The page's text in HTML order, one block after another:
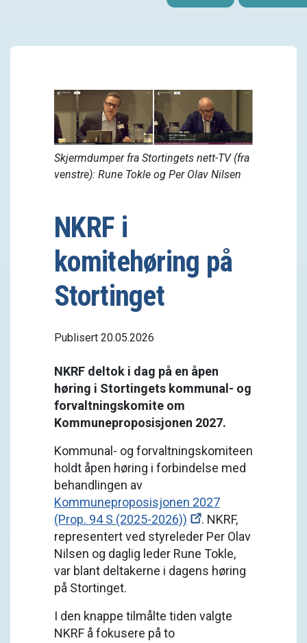
Skjermdumper fra Stortingets nett-TV (fra
venstre): Rune Tokle og Per Olav Nilsen
NKRF i
komitehøring på
Stortinget
Publisert 20.05.2026
NKRF deltok i dag på en åpen
høring i Stortingets kommunal- og
forvaltningskomite om
Kommuneproposisjonen 2027.
Kommunal- og forvaltningskomiteen
holdt åpen høring i forbindelse med
behandlingen av
Kommuneproposisjonen 2027
(Prop. 94 S (2025-2026))
. NKRF,
representert ved styreleder Per Olav
Nilsen og daglig leder Rune Tokle,
var blant deltakerne i dagens høring
på Stortinget.
I den knappe tilmålte tiden valgte
NKRF å fokusere på to